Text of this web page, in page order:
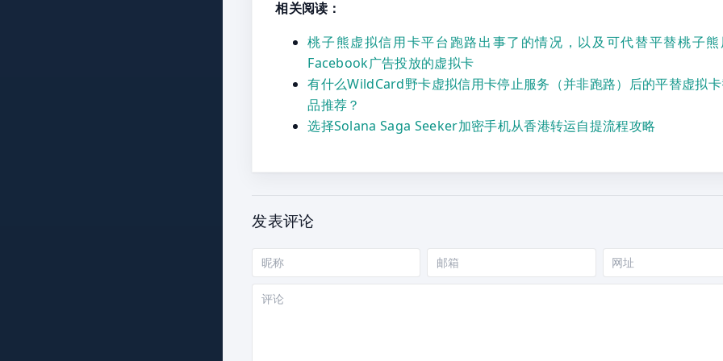
相关阅读：
桃子熊虚拟信用卡平台跑路出事了的情况，以及可代替平替桃子熊
Facebook广告投放的虚拟卡
有什么WildCard野卡虚拟信用卡停止服务（并非跑路）后的平替虚拟
品推荐？
选择Solana Saga Seeker加密手机从香港转运自提流程攻略
发表评论
评
昵
称
邮
箱
网
站